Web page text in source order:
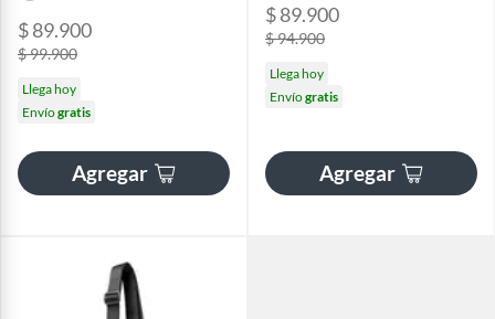
$ 89.900
$ 99.900
Llega hoy
Envíogratis
Agregar
$ 89.900
$ 94.900
Llega hoy
Envíogratis
Agregar